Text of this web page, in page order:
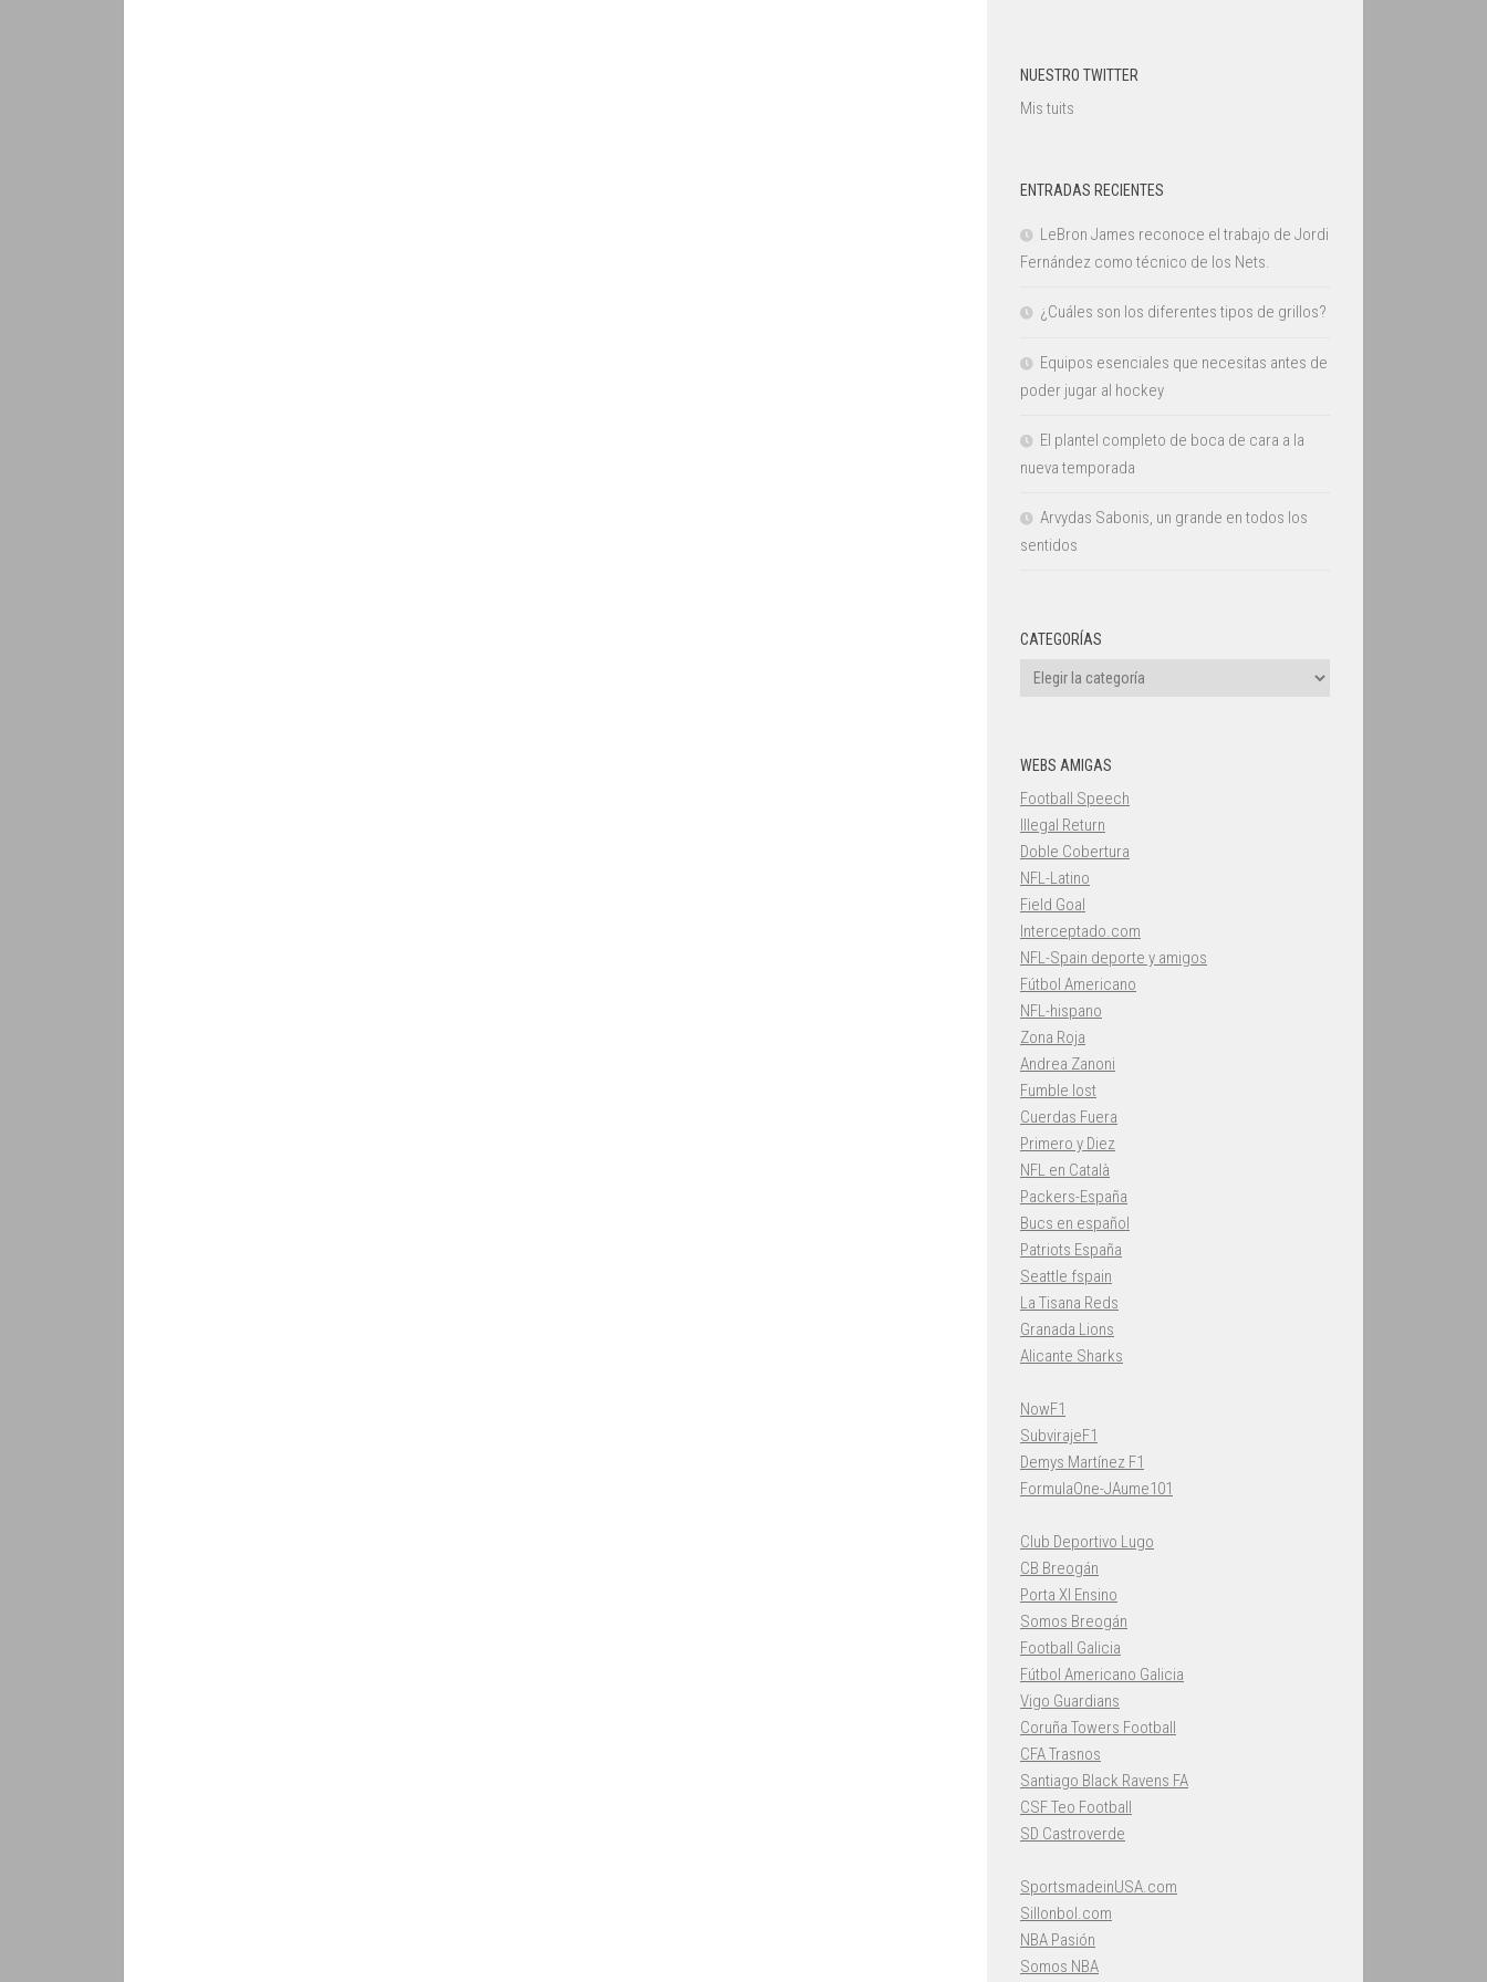
NUESTRO TWITTER
Mis tuits
ENTRADAS RECIENTES
LeBron James reconoce el trabajo de Jordi
Fernández como técnico de los Nets.
¿Cuáles son los diferentes tipos de grillos?
Equipos esenciales que necesitas antes de
poder jugar al hockey
El plantel completo de boca de cara a la
nueva temporada
Arvydas Sabonis, un grande en todos los
sentidos
CATEGORÍAS
Categorías
WEBS AMIGAS
Football Speech
Illegal Return
Doble Cobertura
NFL-Latino
Field Goal
Interceptado.com
NFL-Spain deporte y amigos
Fútbol Americano
NFL-hispano
Zona Roja
Andrea Zanoni
Fumble lost
Cuerdas Fuera
Primero y Diez
NFL en Català
Packers-España
Bucs en español
Patriots España
Seattle fspain
La Tisana Reds
Granada Lions
Alicante Sharks
NowF1
SubvirajeF1
Demys Martínez F1
FormulaOne-JAume101
Club Deportivo Lugo
CB Breogán
Porta XI Ensino
Somos Breogán
Football Galicia
Fútbol Americano Galicia
Vigo Guardians
Coruña Towers Football
CFA Trasnos
Santiago Black Ravens FA
CSF Teo Football
SD Castroverde
SportsmadeinUSA.com
Sillonbol.com
NBA Pasión
Somos NBA